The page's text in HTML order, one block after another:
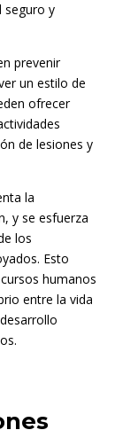
seguro y
prevenir
un estilo de
ofrecer
de lesiones y
la
y se esfuerza
los
Esto
humanos
entre la vida